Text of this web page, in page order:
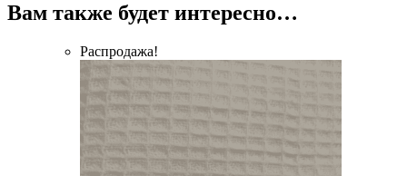
Вам также будет интересно…
Распродажа!